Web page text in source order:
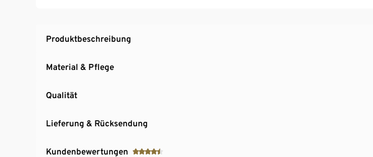
Produktbeschreibung
Material & Pflege
Qualität
Lieferung & Rücksendung
Kundenbewertungen